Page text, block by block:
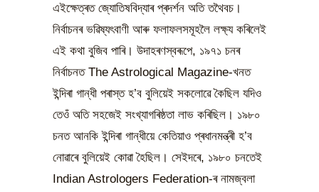
এইক্ষেত্ৰত জ্যোতিষবিদ্যাৰ প্ৰদৰ্শন অতি তথৈবচ।
নিৰ্বাচনৰ ভৱিষ্যৎবাণী আৰু ফলাফলসমূহলৈ লক্ষ্য কৰিলেই
এই কথা বুজিব পাৰি। উদাহৰণস্বৰূপে, ১৯৭১ চনৰ
নিৰ্বাচনত The Astrological Magazine-খনত
ইন্দিৰা গান্ধী পৰাস্ত হ’ব বুলিয়েই সকলোৱে কৈছিল যদিও
তেওঁ অতি সহজেই সংখ্যাগৰিষ্ঠতা লাভ কৰিছিল। ১৯৮০
চনত আনকি ইন্দিৰা গান্ধীয়ে কেতিয়াও প্ৰধানমন্ত্ৰী হ’ব
নোৱাৰে বুলিয়েই কোৱা হৈছিল। সেইদৰে, ১৯৮০ চনতেই
Indian Astrologers Federation-ৰ নামজ্বলা